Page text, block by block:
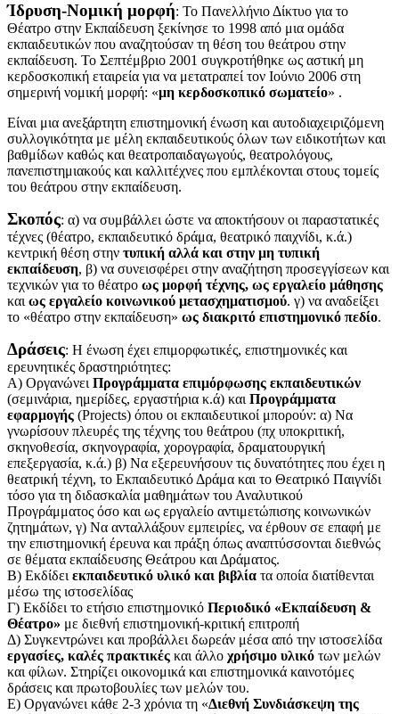
Ίδρυση-Νομική μορφή: Το Πανελλήνιο Δίκτυο για το
Θέατρο στην Εκπαίδευση ξεκίνησε το 1998 από μια ομάδα
εκπαιδευτικών που αναζητούσαν τη θέση του θεάτρου στην
εκπαίδευση. Το Σεπτέμβριο 2001 συγκροτήθηκε ως αστική μη
κερδοσκοπική εταιρεία για να μετατραπεί τον Ιούνιο 2006 στη
σημερινή νομική μορφή: «μη κερδοσκοπικό σωματείο» .
Είναι μια ανεξάρτητη επιστημονική ένωση και αυτοδιαχειριζόμενη
συλλογικότητα με μέλη εκπαιδευτικούς όλων των ειδικοτήτων και
βαθμίδων καθώς και θεατροπαιδαγωγούς, θεατρολόγους,
πανεπιστημιακούς και καλλιτέχνες που εμπλέκονται στους τομείς
του θεάτρου στην εκπαίδευση.
Σκοπός: α) να συμβάλλει ώστε να αποκτήσουν οι παραστατικές
τέχνες (θέατρο, εκπαιδευτικό δράμα, θεατρικό παιχνίδι, κ.ά.)
κεντρική θέση στην τυπική αλλά και στην μη τυπική
εκπαίδευση, β) να συνεισφέρει στην αναζήτηση προσεγγίσεων και
τεχνικών για το θέατρο ως μορφή τέχνης, ως εργαλείο μάθησης
καιως εργαλείο κοινωνικού μετασχηματισμού. γ) να αναδείξει
το «θέατρο στην εκπαίδευση» ως διακριτό επιστημονικό πεδίο.
Δράσεις: Η ένωση έχει επιμορφωτικές, επιστημονικές και
ερευνητικές δραστηριότητες:
Α) ΟργανώνειΠρογράμματα επιμόρφωσης εκπαιδευτικών
(σεμινάρια, ημερίδες, εργαστήρια κ.ά) καιΠρογράμματα
εφαρμογής (Projects) όπου οι εκπαιδευτικοί μπορούν: α) Να
γνωρίσουν πλευρές της τέχνης του θεάτρου (πχ υποκριτική,
σκηνοθεσία, σκηνογραφία, χορογραφία, δραματουργική
επεξεργασία, κ.ά.) β) Να εξερευνήσουν τις δυνατότητες που έχει η
θεατρική τέχνη, το Εκπαιδευτικό Δράμα και το Θεατρικό Παιγνίδι
τόσο για τη διδασκαλία μαθημάτων του Αναλυτικού
Προγράμματος όσο και ως εργαλείο αντιμετώπισης κοινωνικών
ζητημάτων, γ) Να ανταλλάξουν εμπειρίες, να έρθουν σε επαφή με
την επιστημονική έρευνα και πράξη όπως αναπτύσσονται διεθνώς
σε θέματα εκπαίδευσης Θεάτρου και Δράματος.
Β) Εκδίδειεκπαιδευτικό υλικό και βιβλία τα οποία διατίθενται
μέσω της ιστοσελίδας
Γ) Εκδίδει το ετήσιο επιστημονικό Περιοδικό «Εκπαίδευση &
Θέατρο» με διεθνή επιστημονική-κριτική επιτροπή
Δ) Συγκεντρώνει και προβάλλει δωρεάν μέσα από την ιστοσελίδα
εργασίες, καλές πρακτικές και άλλο χρήσιμο υλικό των μελών
και φίλων. Στηρίζει οικονομικά και επιστημονικά καινοτόμες
δράσεις και πρωτοβουλίες των μελών του.
Ε) Οργανώνει κάθε 2-3 χρόνια τη «Διεθνή Συνδιάσκεψη της